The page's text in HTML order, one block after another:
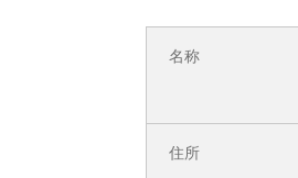
名称
住所